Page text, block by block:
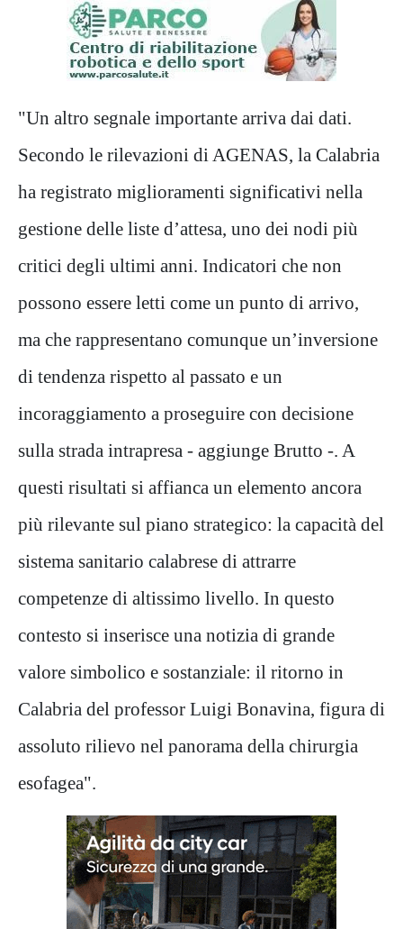
"Un altro segnale importante arriva dai dati.
Secondo le rilevazioni di AGENAS, la Calabria
ha registrato miglioramenti significativi nella
gestione delle liste d’attesa, uno dei nodi più
critici degli ultimi anni. Indicatori che non
possono essere letti come un punto di arrivo,
ma che rappresentano comunque un’inversione
di tendenza rispetto al passato e un
incoraggiamento a proseguire con decisione
sulla strada intrapresa - aggiunge Brutto -. A
questi risultati si affianca un elemento ancora
più rilevante sul piano strategico: la capacità del
sistema sanitario calabrese di attrarre
competenze di altissimo livello. In questo
contesto si inserisce una notizia di grande
valore simbolico e sostanziale: il ritorno in
Calabria del professor Luigi Bonavina, figura di
assoluto rilievo nel panorama della chirurgia
esofagea".